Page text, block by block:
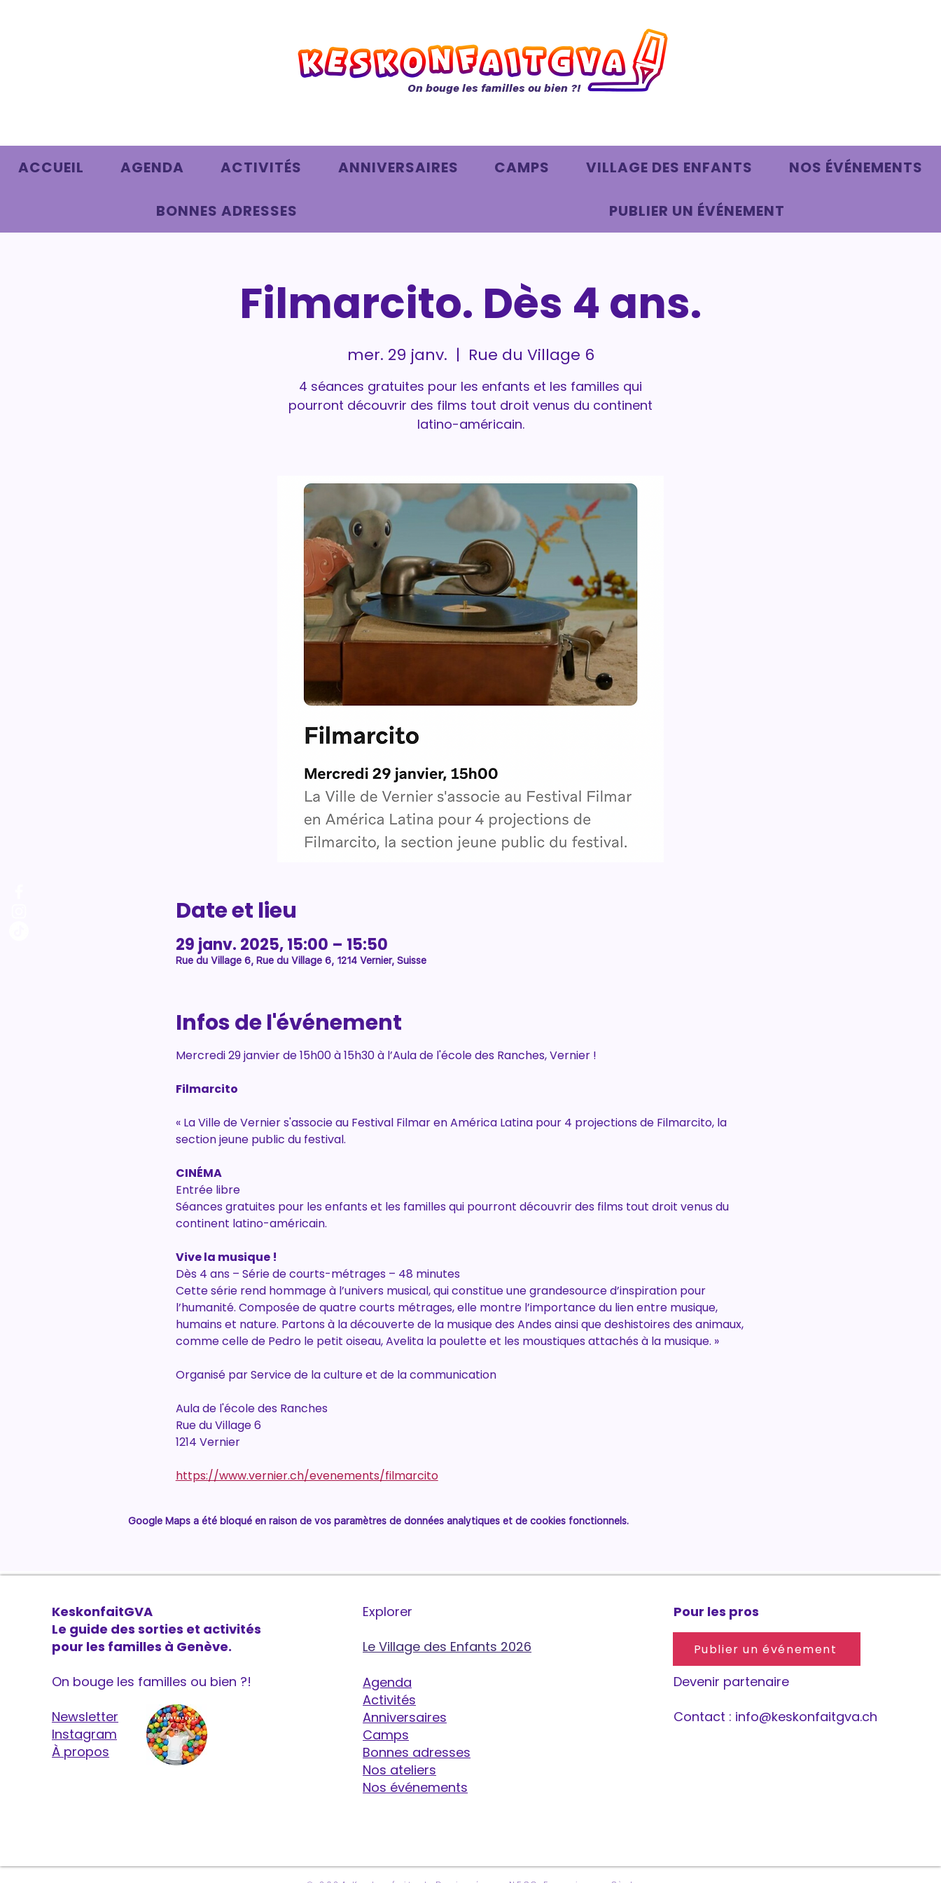
On bouge les familles ou bien ?!
ACCUEIL AGENDA ACTIVITÉS ANNIVERSAIRES CAMPS VILLAGE DES ENFANTS NOS ÉVÉNEMENTS
BONNES ADRESSES PUBLIER UN ÉVÉNEMENT
Filmarcito. Dès 4 ans.
mer. 29 janv.
  |
Rue du Village 6
4 séances gratuites pour les enfants et les familles qui
pourront découvrir des films tout droit venus du continent
latino-américain.
Date et lieu
29 janv. 2025, 15:00 – 15:50
Rue du Village 6, Rue du Village 6, 1214 Vernier, Suisse
Infos de l'événement
Mercredi 29 janvier de 15h00 à 15h30 à l’Aula de l'école des Ranches, Vernier !
Filmarcito
« La Ville de Vernier s'associe au Festival Filmar en América Latina pour 4 projections de Filmarcito, la
section jeune public du festival.
CINÉMA
Entrée libre
Séances gratuites pour les enfants et les familles qui pourront découvrir des films tout droit venus du
continent latino-américain.
Vive la musique !
Dès 4 ans – Série de courts-métrages – 48 minutes
Cette série rend hommage à l’univers musical, qui constitue une grandesource d’inspiration pour
l’humanité. Composée de quatre courts métrages, elle montre l’importance du lien entre musique,
humains et nature. Partons à la découverte de la musique des Andes ainsi que deshistoires des animaux,
comme celle de Pedro le petit oiseau, Avelita la poulette et les moustiques attachés à la musique. »
Organisé par Service de la culture et de la communication
Aula de l'école des Ranches
Rue du Village 6
1214 Vernier
https://www.vernier.ch/evenements/filmarcito
Google Maps a été bloqué en raison de vos paramètres de données analytiques et de cookies fonctionnels.
KeskonfaitGVA
Le guide des sorties et activités
pour les familles à Genève.
On bouge les familles ou bien ?!
Newsletter
Instagram
À propos
Explorer
Le Village des Enfants 2026
Agenda
Activités
Anniversaires
Camps
Bonnes adresses
Nos ateliers
Nos événements
Pour les pros
Devenir partenaire
Contact : info@keskonfaitgva.ch
Publier un événement